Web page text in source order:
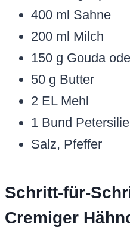
400 ml Sahne
200 ml Milch
150 g Gouda
50 g Butter
2 EL Mehl
1 Bund Petersilie
Salz, Pfeffer
Schritt-für-
Cremiger